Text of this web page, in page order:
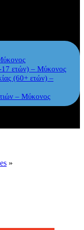
ετών) – Μύκονος
(60+ ετών) –
– Μύκονος
»